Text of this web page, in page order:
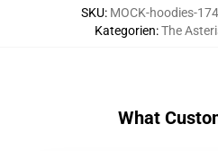
SKU: MOCK-hoodies-
Kategorien:The
What